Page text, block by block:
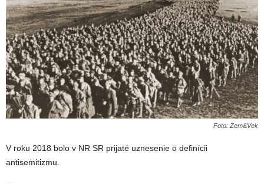
Foto: Zem&Vek
V roku 2018 bolo v NR SR prijaté uznesenie o definícii
antisemitizmu.